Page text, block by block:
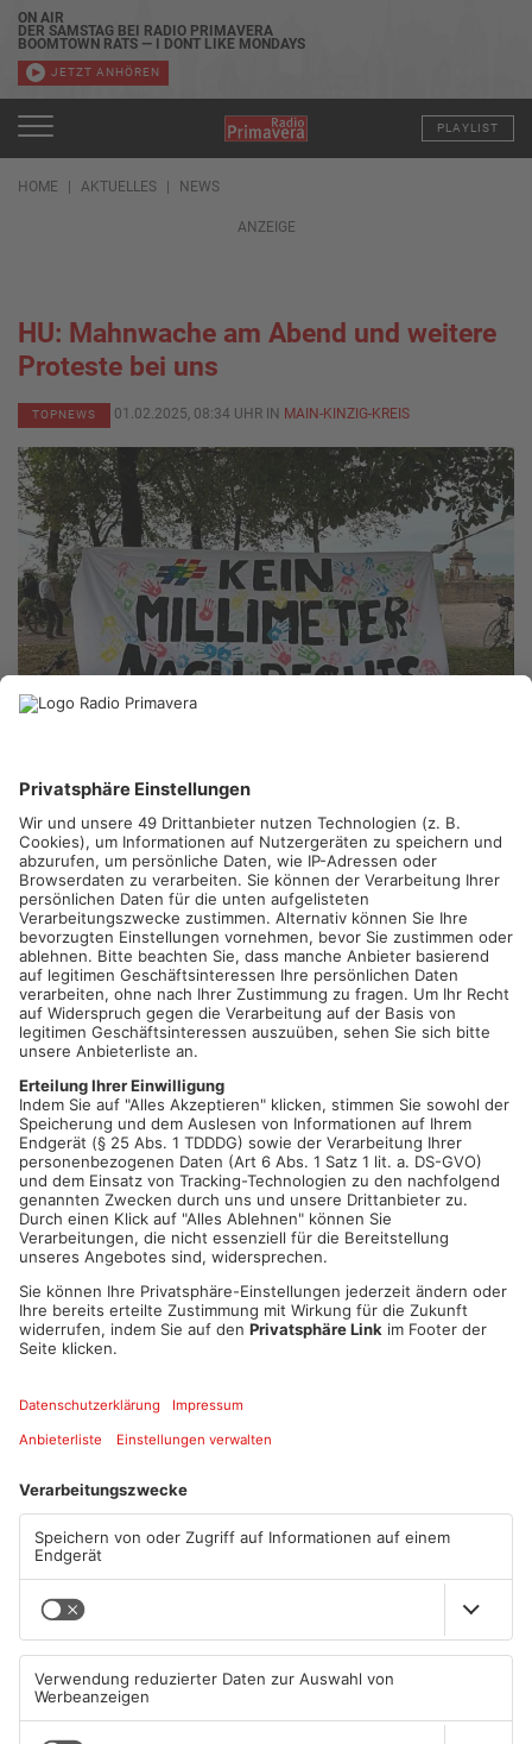
ON AIR
DER SAMSTAG BEI RADIO PRIMAVERA
BOOMTOWN RATS — I DONT LIKE MONDAYS
JETZT ANHÖREN
PLAYLIST
HOME AKTUELLES NEWS
ANZEIGE
HU: Mahnwache am Abend und weitere
Proteste bei uns
TOPNEWS 01.02.2025, 08:34 UHR IN MAIN-KINZIG-KREIS
HANAU.In Hanau haben am Abend rund 150 Menschen gegen
den politischen Dammbruch demonstriert. Der Deutsche
Gewerkschaftsbund hatte dazu aufgerufen. Auch, wenn der
Unions-Entwurf zum Zustrombegrenzungsgesetz abgelehnt
wurde.
Wochenendproteste in Groß-Umstadt, Gelnhausen und
Obernburg
Die Demonstrationen gehen auch am Wochenende weiter.
Heute versammeln sich Menschen ab 17 Uhr auf dem Groß-
Umstädter Marktplatz, um gegen den Rechtsruck zu
protestieren. Morgen sind dann auch Proteste in Gelnhausen
und Obernburg geplant, die ein weiteres Zeichen setzen sollen.
Artikel teilen
ANZEIGE
Kinzig-Kreis